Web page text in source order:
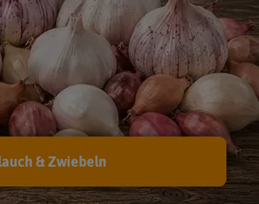
*
gilt für
ca. 25 cm
Samen
Standort
Wie viel Licht benötigt die
sonnig, vollsonnig)
& Zwiebeln